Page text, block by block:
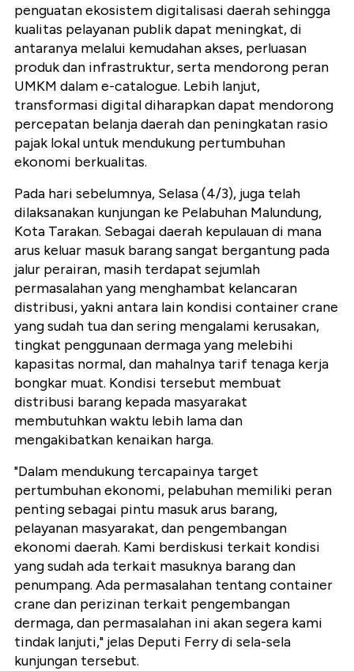
penguatan ekosistem digitalisasi daerah sehingga
kualitas pelayanan publik dapat meningkat, di
antaranya melalui kemudahan akses, perluasan
produk dan infrastruktur, serta mendorong peran
UMKM dalam e-catalogue. Lebih lanjut,
transformasi digital diharapkan dapat mendorong
percepatan belanja daerah dan peningkatan rasio
pajak lokal untuk mendukung pertumbuhan
ekonomi berkualitas.
Pada hari sebelumnya, Selasa (4/3), juga telah
dilaksanakan kunjungan ke Pelabuhan Malundung,
Kota Tarakan. Sebagai daerah kepulauan di mana
arus keluar masuk barang sangat bergantung pada
jalur perairan, masih terdapat sejumlah
permasalahan yang menghambat kelancaran
distribusi, yakni antara lain kondisi container crane
yang sudah tua dan sering mengalami kerusakan,
tingkat penggunaan dermaga yang melebihi
kapasitas normal, dan mahalnya tarif tenaga kerja
bongkar muat. Kondisi tersebut membuat
distribusi barang kepada masyarakat
membutuhkan waktu lebih lama dan
mengakibatkan kenaikan harga.
"Dalam mendukung tercapainya target
pertumbuhan ekonomi, pelabuhan memiliki peran
penting sebagai pintu masuk arus barang,
pelayanan masyarakat, dan pengembangan
ekonomi daerah. Kami berdiskusi terkait kondisi
yang sudah ada terkait masuknya barang dan
penumpang. Ada permasalahan tentang container
crane dan perizinan terkait pengembangan
dermaga, dan permasalahan ini akan segera kami
tindak lanjuti," jelas Deputi Ferry di sela-sela
kunjungan tersebut.